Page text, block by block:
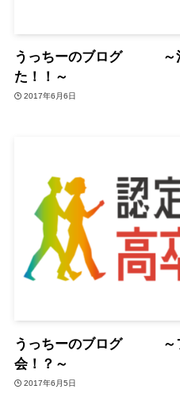
うっちーのブログ ～池
た！！～
2017年6月6日
うっちーのブログ ～フ
会！？～
2017年6月5日